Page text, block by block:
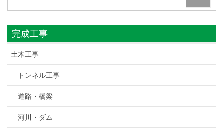
完成工事
土木工事
トンネル工事
道路・橋梁
河川・ダム